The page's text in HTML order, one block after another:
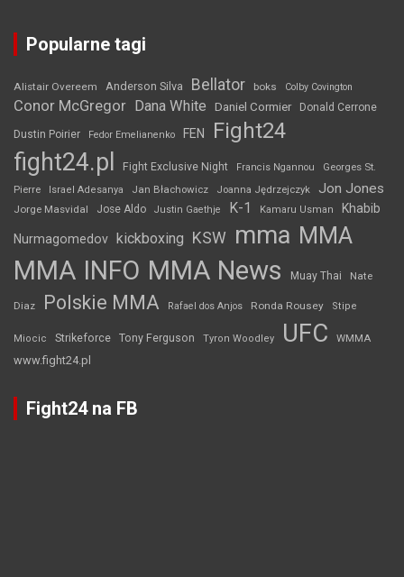
Popularne tagi
Alistair Overeem Anderson Silva Bellator boks Colby Covington
Conor McGregor Dana White Daniel Cormier Donald Cerrone
Dustin Poirier Fedor Emelianenko FEN Fight24
fight24.pl Fight Exclusive Night Francis Ngannou
Georges St.
Pierre
Israel Adesanya Jan Błachowicz Joanna Jędrzejczyk Jon Jones
Jorge Masvidal Jose Aldo Justin Gaethje K-1 Kamaru Usman Khabib
Nurmagomedov kickboxing KSW mma MMA
MMA INFO MMA News Muay Thai Nate
Diaz Polskie MMA Rafael dos Anjos Ronda Rousey Stipe
Miocic Strikeforce Tony Ferguson Tyron Woodley UFC WMMA
www.fight24.pl
Fight24 na FB